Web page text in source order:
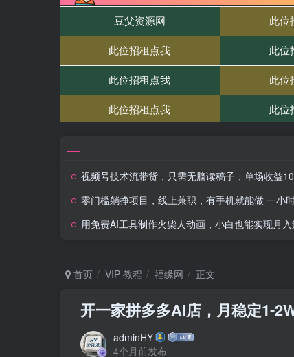
视频号技术流带货，只需无脑读稿子，单场收益1000+ 保姆级教程，
零门槛躺挣项目，线上兼职，有手机就能做 一小时稳挣50+，识字就
用免费AI工具制作火柴人动画，小白也能实现月
首页 VIP 教程 福缘网 正文
开一家拼多多AI店，月稳定1-
adminHY
4个月前发布